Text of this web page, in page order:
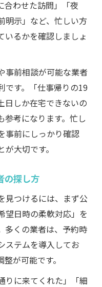
合わせた訪問」「夜
明示」など、忙しい方
いるかを確認しましょ
事前相談が可能な業者
です。「仕事帰りの19
日しか在宅できないの
参考になります。忙し
事前にしっかり確認
大切です。
の探し方
見つけるには、まず公
望日時の柔軟対応」を
多くの業者は、予約時
ステムを導入してお
が可能です。
りに来てくれた」「細